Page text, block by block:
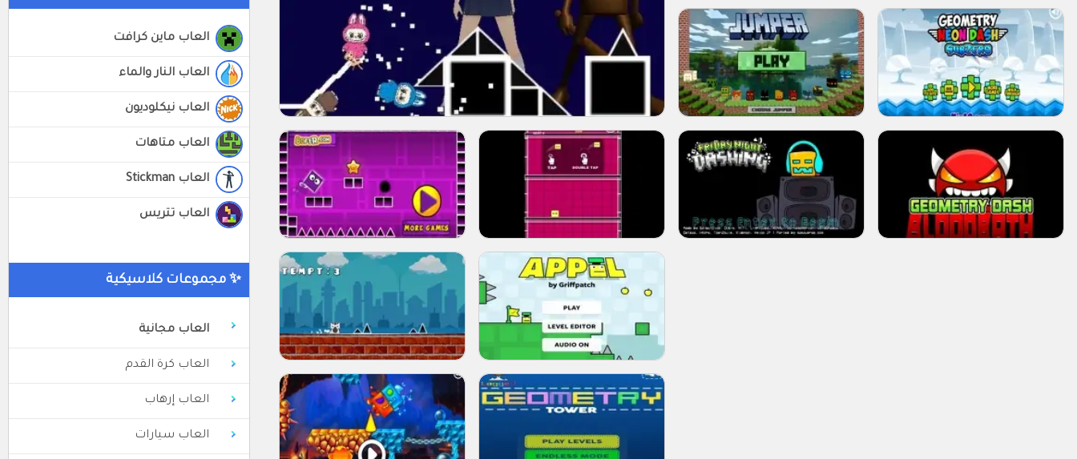
العاب ماين كرافت
العاب النار والماء
العاب نيكلوديون
العاب متاهات
العاب Stickman
العاب تتريس
✨ مجموعات كلاسيكية
العاب مجانية
العاب كرة القدم
العاب إرهاب
العاب سيارات